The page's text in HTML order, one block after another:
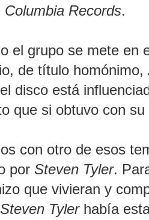
Columbia Records.
el grupo se mete en
de título homónimo,
disco está
que si obtuvo con
con otro de esos
por Steven Tyler.
que vivieran y
Steven Tylerhabía